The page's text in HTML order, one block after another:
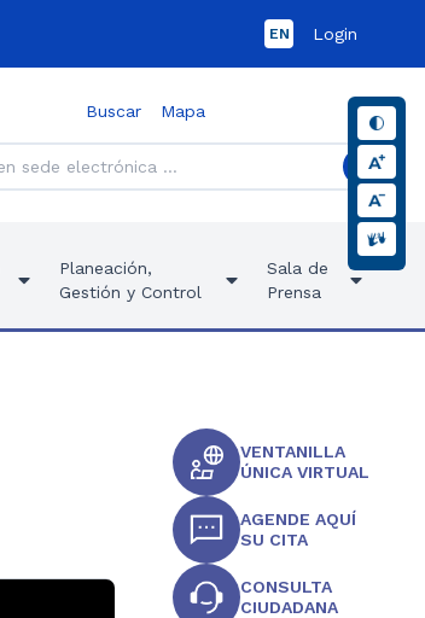
EN Login
Buscar Mapa
Planeación,
Gestión y Control
Sala de
Prensa
VENTANILLA
ÚNICA VIRTUAL
AGENDE AQUÍ
SU CITA
CONSULTA
CIUDADANA